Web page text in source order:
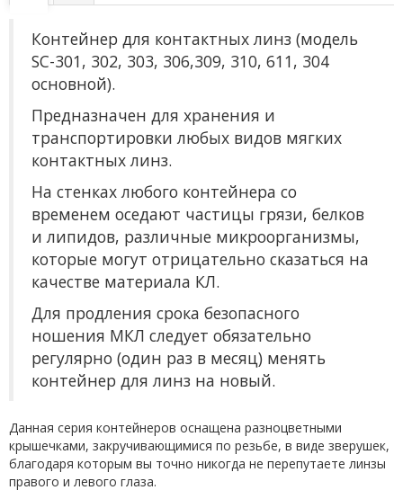
Контейнер для контактных линз (модель
SC-301, 302, 303, 306,309, 310, 611, 304
основной).
Предназначен для хранения и
транспортировки любых видов мягких
контактных линз.
На стенках любого контейнера со
временем оседают частицы грязи, белков
и липидов, различные микроорганизмы,
которые могут отрицательно сказаться на
качестве материала КЛ.
Для продления срока безопасного
ношения МКЛ следует обязательно
регулярно (один раз в месяц) менять
контейнер для линз на новый.
Данная серия контейнеров оснащена разноцветными
крышечками, закручивающимися по резьбе, в виде зверушек,
благодаря которым вы точно никогда не перепутаете линзы
правого и левого глаза.